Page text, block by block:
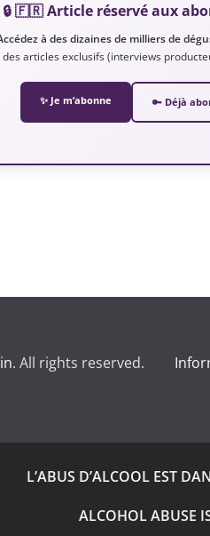
🔒 🇫🇷 Article réservé aux
à des dizaines de milliers de
des articles exclusifs (interviews
✨ Je m’abonne 🔑 Déjà
. All rights reserved.
L’ABUS D’ALCOOL EST
ALCOHOL ABUSE